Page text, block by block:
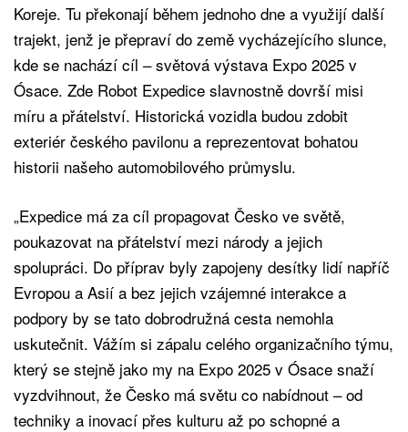
Koreje. Tu překonají během jednoho dne a využijí další
trajekt, jenž je přepraví do země vycházejícího slunce,
kde se nachází cíl – světová výstava Expo 2025 v
Ósace. Zde Robot Expedice slavnostně dovrší misi
míru a přátelství. Historická vozidla budou zdobit
exteriér českého pavilonu a reprezentovat bohatou
historii našeho automobilového průmyslu.
„Expedice má za cíl propagovat Česko ve světě,
poukazovat na přátelství mezi národy a jejich
spolupráci. Do příprav byly zapojeny desítky lidí napříč
Evropou a Asií a bez jejich vzájemné interakce a
podpory by se tato dobrodružná cesta nemohla
uskutečnit. Vážím si zápalu celého organizačního týmu,
který se stejně jako my na Expo 2025 v Ósace snaží
vyzdvihnout, že Česko má světu co nabídnout – od
techniky a inovací přes kulturu až po schopné a